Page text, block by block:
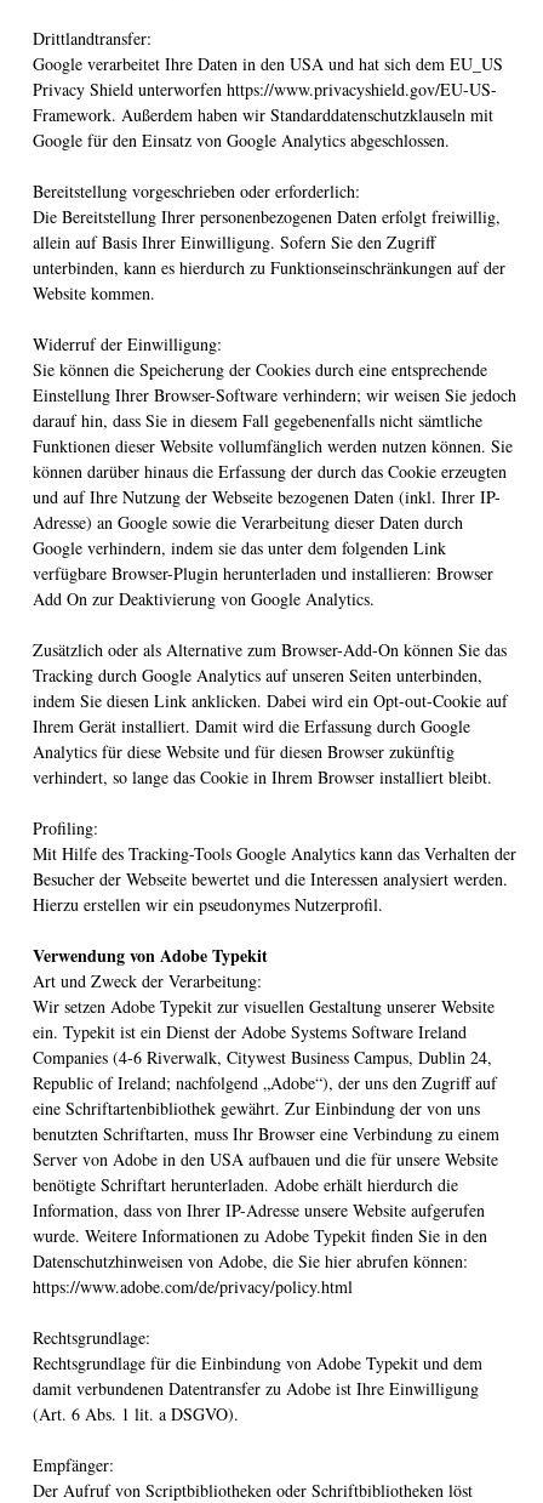
Drittlandtransfer:
Google verarbeitet Ihre Daten in den USA und hat sich dem EU_US
Privacy Shield unterworfen https://www.privacyshield.gov/EU-US-
Framework. Außerdem haben wir Standarddatenschutzklauseln mit
Google für den Einsatz von Google Analytics abgeschlossen.
Bereitstellung vorgeschrieben oder erforderlich:
Die Bereitstellung Ihrer personenbezogenen Daten erfolgt freiwillig,
allein auf Basis Ihrer Einwilligung. Sofern Sie den Zugriff
unterbinden, kann es hierdurch zu Funktionseinschränkungen auf der
Website kommen.
Widerruf der Einwilligung:
Sie können die Speicherung der Cookies durch eine entsprechende
Einstellung Ihrer Browser-Software verhindern; wir weisen Sie jedoch
darauf hin, dass Sie in diesem Fall gegebenenfalls nicht sämtliche
Funktionen dieser Website vollumfänglich werden nutzen können. Sie
können darüber hinaus die Erfassung der durch das Cookie erzeugten
und auf Ihre Nutzung der Webseite bezogenen Daten (inkl. Ihrer IP-
Adresse) an Google sowie die Verarbeitung dieser Daten durch
Google verhindern, indem sie das unter dem folgenden Link
verfügbare Browser-Plugin herunterladen und installieren: Browser
Add On zur Deaktivierung von Google Analytics.
Zusätzlich oder als Alternative zum Browser-Add-On können Sie das
Tracking durch Google Analytics auf unseren Seiten unterbinden,
indem Sie diesen Link anklicken. Dabei wird ein Opt-out-Cookie auf
Ihrem Gerät installiert. Damit wird die Erfassung durch Google
Analytics für diese Website und für diesen Browser zukünftig
verhindert, so lange das Cookie in Ihrem Browser installiert bleibt.
Profiling:
Mit Hilfe des Tracking-Tools Google Analytics kann das Verhalten der
Besucher der Webseite bewertet und die Interessen analysiert werden.
Hierzu erstellen wir ein pseudonymes Nutzerprofil.
Verwendung von Adobe Typekit
Art und Zweck der Verarbeitung:
Wir setzen Adobe Typekit zur visuellen Gestaltung unserer Website
ein. Typekit ist ein Dienst der Adobe Systems Software Ireland
Companies (4-6 Riverwalk, Citywest Business Campus, Dublin 24,
Republic of Ireland; nachfolgend „Adobe“), der uns den Zugriff auf
eine Schriftartenbibliothek gewährt. Zur Einbindung der von uns
benutzten Schriftarten, muss Ihr Browser eine Verbindung zu einem
Server von Adobe in den USA aufbauen und die für unsere Website
benötigte Schriftart herunterladen. Adobe erhält hierdurch die
Information, dass von Ihrer IP-Adresse unsere Website aufgerufen
wurde. Weitere Informationen zu Adobe Typekit finden Sie in den
Datenschutzhinweisen von Adobe, die Sie hier abrufen können:
https://www.adobe.com/de/privacy/policy.html
Rechtsgrundlage:
Rechtsgrundlage für die Einbindung von Adobe Typekit und dem
damit verbundenen Datentransfer zu Adobe ist Ihre Einwilligung
(Art. 6 Abs. 1 lit. a DSGVO).
Empfänger:
Der Aufruf von Scriptbibliotheken oder Schriftbibliotheken löst